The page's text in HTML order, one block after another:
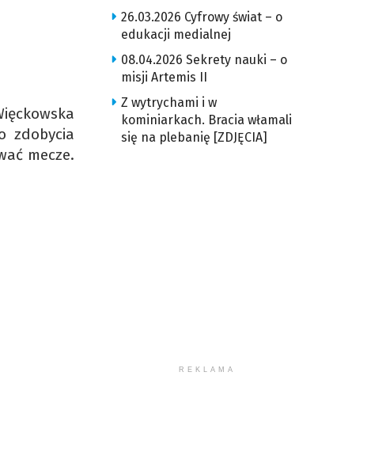
zdobycia
mecze.
26.03.2026 Cyfrowy świat – o
edukacji medialnej
08.04.2026 Sekrety nauki – o
misji Artemis II
Z wytrychami i w
kominiarkach. Bracia włamali
się na plebanię [ZDJĘCIA]
REKLAMA